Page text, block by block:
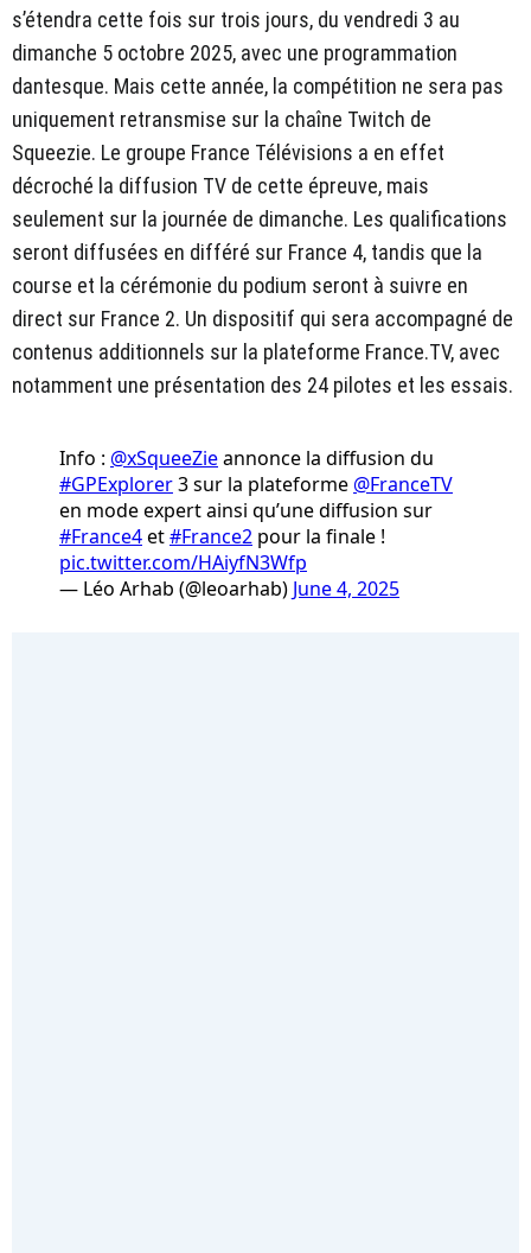
s’étendra cette fois sur trois jours, du vendredi 3 au
dimanche 5 octobre 2025, avec une programmation
dantesque. Mais cette année, la compétition ne sera pas
uniquement retransmise sur la chaîne Twitch de
Squeezie. Le groupe France Télévisions a en effet
décroché la diffusion TV de cette épreuve, mais
seulement sur la journée de dimanche. Les qualifications
seront diffusées en différé sur France 4, tandis que la
course et la cérémonie du podium seront à suivre en
direct sur France 2. Un dispositif qui sera accompagné de
contenus additionnels sur la plateforme France.TV, avec
notamment une présentation des 24 pilotes et les essais.
Info : @xSqueeZieannonce la diffusion du
#GPExplorer3 sur la plateforme @FranceTV
en mode expert ainsi qu’une diffusion sur
#France4et#France2 pour la finale !
pic.twitter.com/HAiyfN3Wfp
— Léo Arhab (@leoarhab) June 4, 2025